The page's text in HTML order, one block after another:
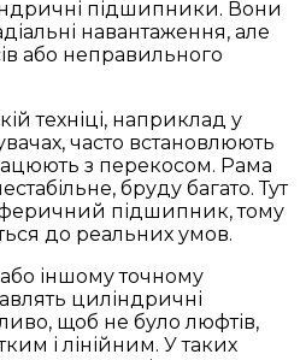
підшипники. Вони
навантаження, але
або неправильного
техніці, наприклад у
часто встановлюють
з перекосом. Рама
бруду багато. Тут
підшипник, тому
до реальних умов.
іншому точному
циліндричні
щоб не було люфтів,
і лінійним. У таких